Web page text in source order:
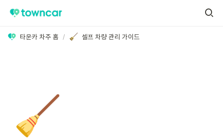
타운카 차주 홈 / 셀프 차량 관리 가이드
🧹